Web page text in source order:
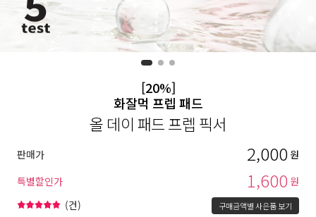
[20%]
화잘먹 프렙 패드
올 데이 패드 프렙 픽서
판매가 2,000 원
특별할인가
1,600 원
(건) 구매금액별 사은품 보기